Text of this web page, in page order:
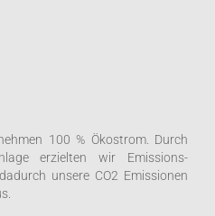
100 % Ökostrom. Durch
erzielten wir Emissions-
unsere CO2 Emissionen